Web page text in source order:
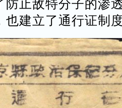
防止敌特分子的渗
也建立了通行证制